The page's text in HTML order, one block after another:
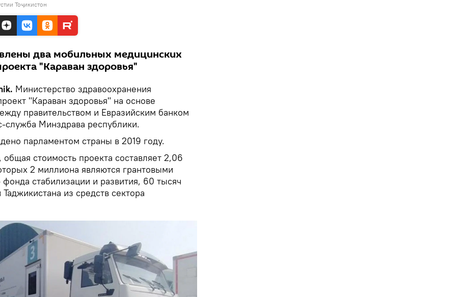
Тоҷикистон
два мобильных медицинских
"Караван здоровья"
Министерство здравоохранения
"Караван здоровья" на основе
правительством и Евразийским банком
служба Минздрава республики.
парламентом страны в 2019 году.
стоимость проекта составляет 2,06
2 миллиона являются грантовыми
стабилизации и развития, 60 тысяч
из средств сектора